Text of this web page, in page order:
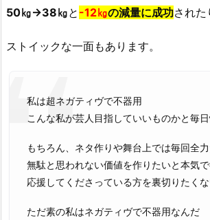
50㎏→38㎏と -12㎏の減量に成功された
ストイックな一面もあります。
私は超ネガティヴで不器用
こんな私が芸人目指していいものかと毎
もちろん、ネタ作りや舞台上では毎回全
無駄と思われない価値を作りたいと本気
応援してくださっている方を裏切りたく
ただ素の私はネガティヴで不器用なんだ